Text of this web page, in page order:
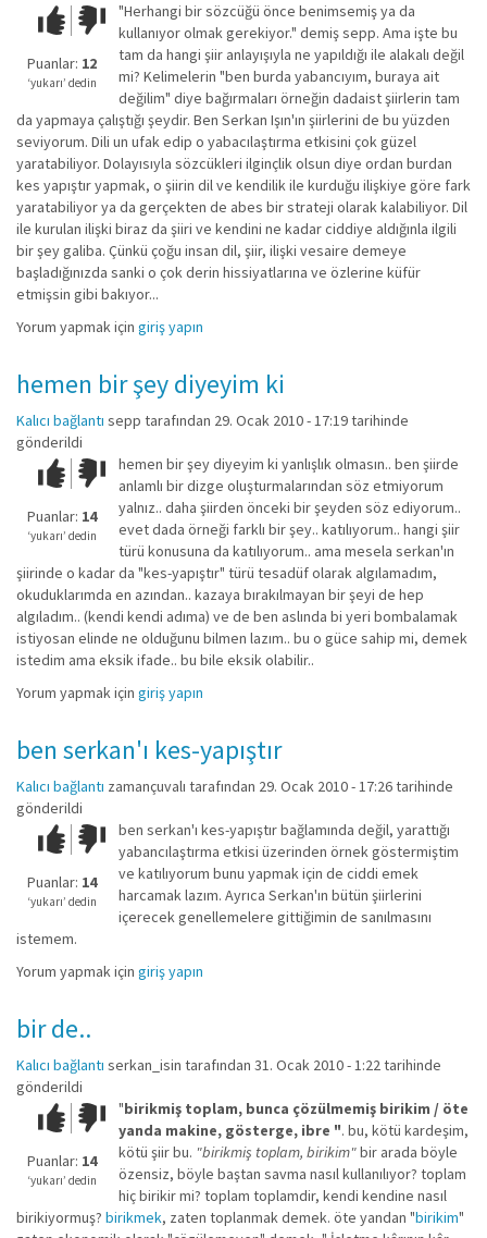
Çok iyi!O
kadar
iyi
değil!
Puanlar: 12
‘yukarı’ dedin
"Herhangi bir sözcüğü önce benimsemiş ya da
kullanıyor olmak gerekiyor." demiş sepp. Ama işte bu
tam da hangi şiir anlayışıyla ne yapıldığı ile alakalı değil
mi? Kelimelerin "ben burda yabancıyım, buraya ait
değilim" diye bağırmaları örneğin dadaist şiirlerin tam
da yapmaya çalıştığı şeydir. Ben Serkan Işın'ın şiirlerini de bu yüzden
seviyorum. Dili un ufak edip o yabacılaştırma etkisini çok güzel
yaratabiliyor. Dolayısıyla sözcükleri ilginçlik olsun diye ordan burdan
kes yapıştır yapmak, o şiirin dil ve kendilik ile kurduğu ilişkiye göre fark
yaratabiliyor ya da gerçekten de abes bir strateji olarak kalabiliyor. Dil
ile kurulan ilişki biraz da şiiri ve kendini ne kadar ciddiye aldığınla ilgili
bir şey galiba. Çünkü çoğu insan dil, şiir, ilişki vesaire demeye
başladığınızda sanki o çok derin hissiyatlarına ve özlerine küfür
etmişsin gibi bakıyor...
Yorum yapmak için giriş yapın
hemen bir şey diyeyim ki
Kalıcı bağlantı sepp tarafından 29. Ocak 2010 - 17:19 tarihinde
gönderildi
Çok iyi!O
kadar
iyi
değil!
Puanlar: 14
‘yukarı’ dedin
hemen bir şey diyeyim ki yanlışlık olmasın.. ben şiirde
anlamlı bir dizge oluşturmalarından söz etmiyorum
yalnız.. daha şiirden önceki bir şeyden söz ediyorum..
evet dada örneği farklı bir şey.. katılıyorum.. hangi şiir
türü konusuna da katılıyorum.. ama mesela serkan'ın
şiirinde o kadar da "kes-yapıştır" türü tesadüf olarak algılamadım,
okuduklarımda en azından.. kazaya bırakılmayan bir şeyi de hep
algıladım.. (kendi kendi adıma) ve de ben aslında bi yeri bombalamak
istiyosan elinde ne olduğunu bilmen lazım.. bu o güce sahip mi, demek
istedim ama eksik ifade.. bu bile eksik olabilir..
Yorum yapmak için giriş yapın
ben serkan'ı kes-yapıştır
Kalıcı bağlantı zamançuvalı tarafından 29. Ocak 2010 - 17:26 tarihinde
gönderildi
Çok iyi!O
kadar
iyi
değil!
Puanlar: 14
‘yukarı’ dedin
ben serkan'ı kes-yapıştır bağlamında değil, yarattığı
yabancılaştırma etkisi üzerinden örnek göstermiştim
ve katılıyorum bunu yapmak için de ciddi emek
harcamak lazım. Ayrıca Serkan'ın bütün şiirlerini
içerecek genellemelere gittiğimin de sanılmasını
istemem.
Yorum yapmak için giriş yapın
bir de..
Kalıcı bağlantı serkan_isin tarafından 31. Ocak 2010 - 1:22 tarihinde
gönderildi
Çok iyi!O
kadar
iyi
değil!
Puanlar: 14
‘yukarı’ dedin
"birikmiş toplam, bunca çözülmemiş birikim / öte
yanda makine, gösterge, ibre ". bu, kötü kardeşim,
kötü şiir bu. "birikmiş toplam, birikim"bir arada böyle
özensiz, böyle baştan savma nasıl kullanılıyor? toplam
hiç birikir mi? toplam toplamdir, kendi kendine nasıl
birikiyormuş? birikmek, zaten toplanmak demek. öte yandan "birikim"